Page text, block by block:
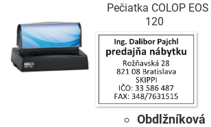
Pečiatka COLOP EOS
120
Obdlžníková